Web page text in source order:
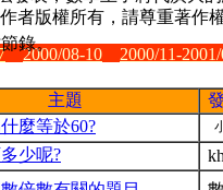
主題
麼等於60?
少呢?
者版權所有，請尊重著作
錄。
2000/08-10 2000/11-